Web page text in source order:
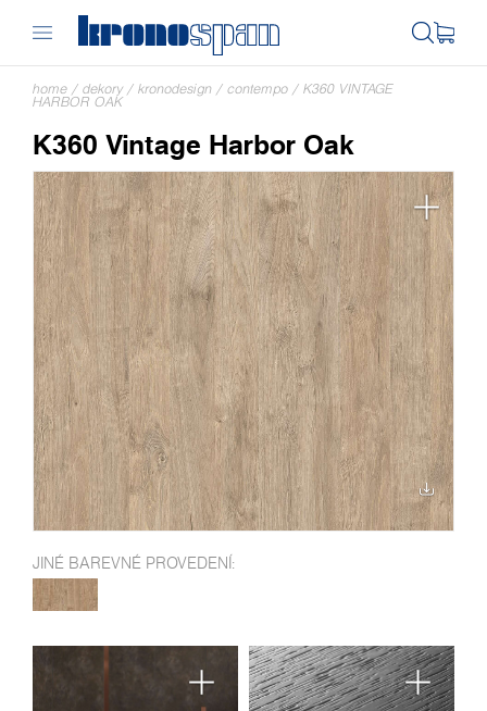
home / dekory / kronodesign / contempo / K360 VINTAGE
HARBOR OAK
K360 Vintage Harbor Oak
JINÉ BAREVNÉ PROVEDENÍ: